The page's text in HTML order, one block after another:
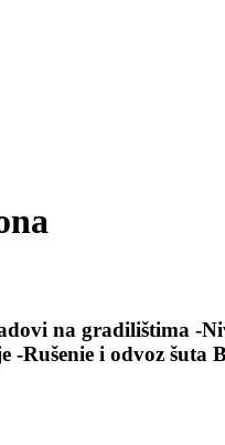
na gradilištima -
-Rušenie i odvoz